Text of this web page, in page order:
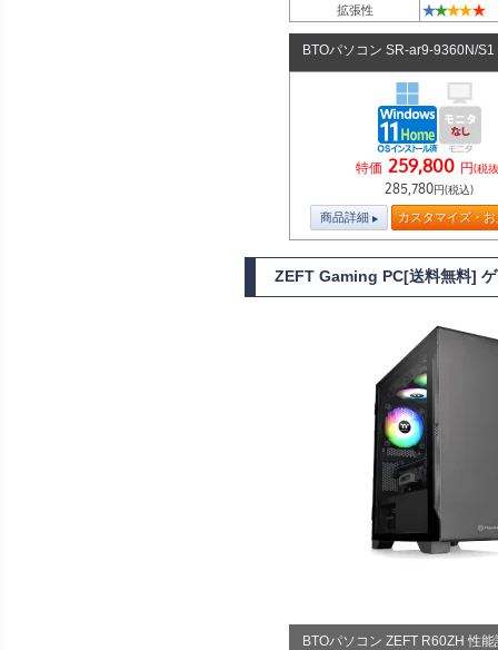
拡張性 ★★★★★
BTOパソコン SR-ar9-9360N/S1
特価 259,800 円(税
285,780円(税込)
商品詳細 カスタマイズ・
ZEFT Gaming PC[送料無料]
BTOパソコン ZEFT R60ZH 性